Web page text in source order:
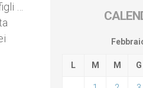
…
L M M G